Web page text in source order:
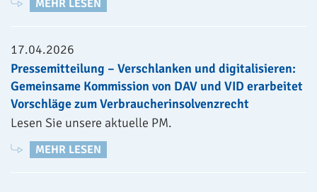
MEHR LESEN
17.04.2026
Pressemitteilung – Verschlanken und digitalisieren:
Gemeinsame Kommission von DAV und VID erarbeitet
Vorschläge zum Verbraucherinsolvenzrecht
Lesen Sie unsere aktuelle PM.
MEHR LESEN